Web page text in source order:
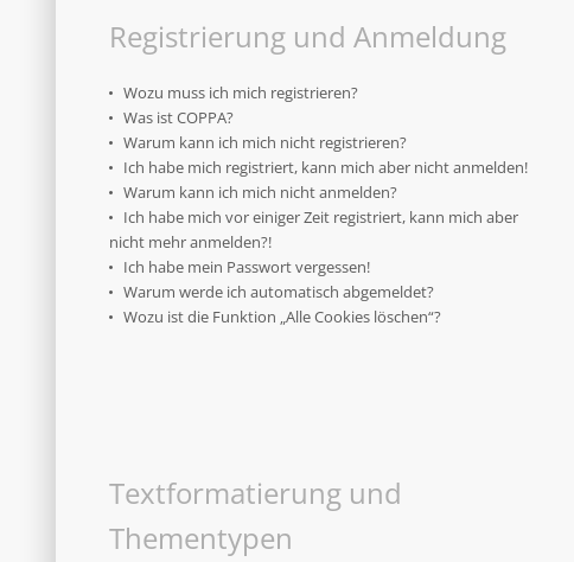
Registrierung und Anmeldung
Wozu muss ich mich registrieren?
Was ist COPPA?
Warum kann ich mich nicht registrieren?
Ich habe mich registriert, kann mich aber nicht anmelden!
Warum kann ich mich nicht anmelden?
Ich habe mich vor einiger Zeit registriert, kann mich aber
nicht mehr anmelden?!
Ich habe mein Passwort vergessen!
Warum werde ich automatisch abgemeldet?
Wozu ist die Funktion „Alle Cookies löschen“?
Textformatierung und
Thementypen